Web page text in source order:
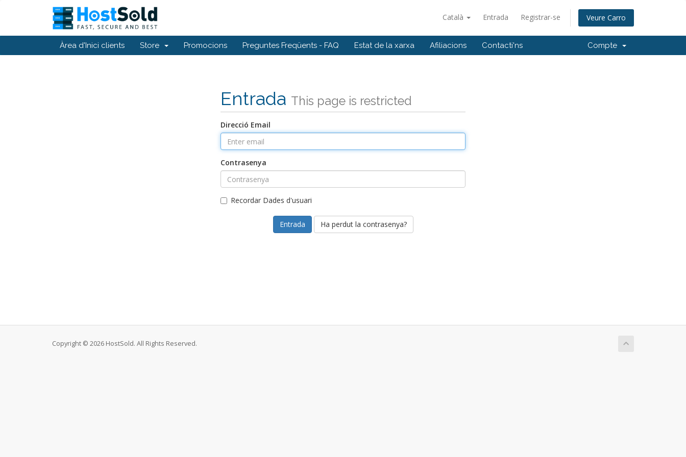
Català Entrada Registrar-se Veure Carro
Àrea d'Inici clients Store Promocions Preguntes Freqüents - FAQ Estat de la xarxa Afiliacions Contacti'ns Compte
Entrada This page is restricted
Direcció Email
Contrasenya
Recordar Dades d'usuari
Ha perdut la contrasenya?
Copyright © 2026 HostSold. All Rights Reserved.